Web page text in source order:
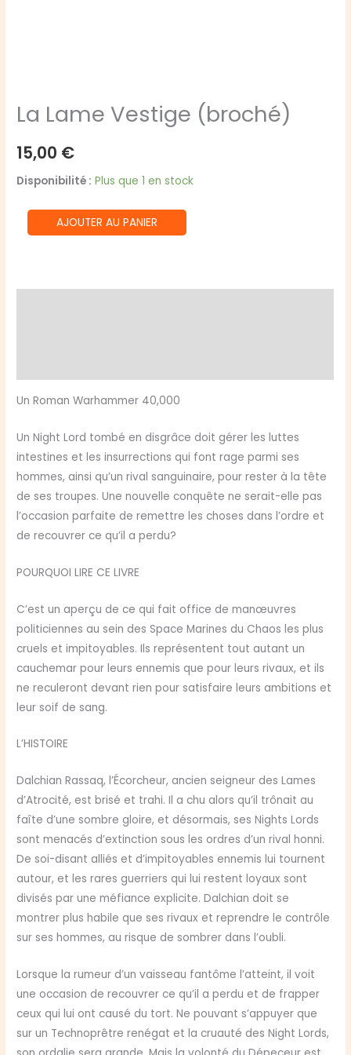
La Lame Vestige (broché)
15,00 €
Disponibilité : Plus que 1 en stock
quantité
de
AJOUTER AU PANIER
Un Roman Warhammer 40,000
Un Night Lord tombé en disgrâce doit gérer les luttes
intestines et les insurrections qui font rage parmi ses
hommes, ainsi qu’un rival sanguinaire, pour rester à la tête
de ses troupes. Une nouvelle conquête ne serait-elle pas
l’occasion parfaite de remettre les choses dans l’ordre et
de recouvrer ce qu’il a perdu?
POURQUOI LIRE CE LIVRE
C’est un aperçu de ce qui fait office de manœuvres
politiciennes au sein des Space Marines du Chaos les plus
cruels et impitoyables. Ils représentent tout autant un
cauchemar pour leurs ennemis que pour leurs rivaux, et ils
ne reculeront devant rien pour satisfaire leurs ambitions et
leur soif de sang.
L’HISTOIRE
Dalchian Rassaq, l’Écorcheur, ancien seigneur des Lames
d’Atrocité, est brisé et trahi. Il a chu alors qu’il trônait au
faîte d’une sombre gloire, et désormais, ses Nights Lords
sont menacés d’extinction sous les ordres d’un rival honni.
De soi-disant alliés et d’impitoyables ennemis lui tournent
autour, et les rares guerriers qui lui restent loyaux sont
divisés par une méfiance explicite. Dalchian doit se
montrer plus habile que ses rivaux et reprendre le contrôle
sur ses hommes, au risque de sombrer dans l’oubli.
Lorsque la rumeur d’un vaisseau fantôme l’atteint, il voit
une occasion de recouvrer ce qu’il a perdu et de frapper
ceux qui lui ont causé du tort. Ne pouvant s’appuyer que
sur un Technoprêtre renégat et la cruauté des Night Lords,